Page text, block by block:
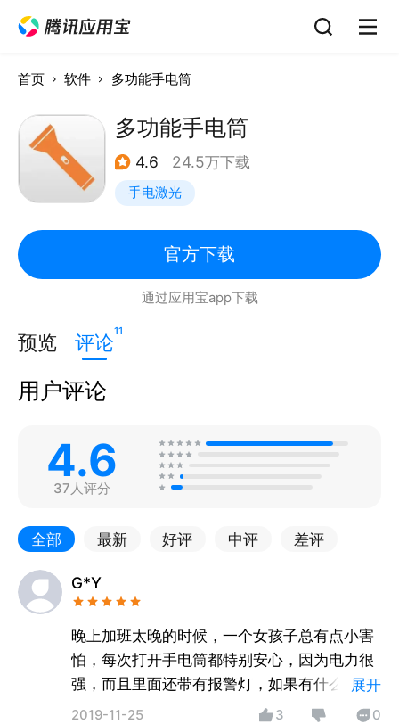
首页 软件 多功能手电筒
多功能手电筒
4.6 24.5万下载
手电激光
官方下载
通过应用宝app下载
预览 评论11
用户评论
4.6
37人评分
全部 最新 好评 中评 差评
G*Y
晚上加班太晚的时候，一个女孩子总有点小害
怕，每次打开手电筒都特别安心，因为电力很
强，而且里面还带有报警灯，如果有什么万一
的话也能快速想周围的人求助，比防狼器都管
展开
2019-11-25 3 0